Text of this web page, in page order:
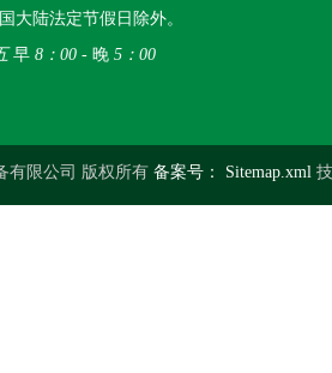
大陆法定节假日除外。
早 8：00 - 晚 5：00
有限公司 版权所有 备案号： Sitemap.xml